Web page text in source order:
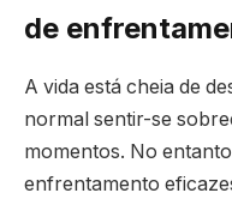
de
A vida está cheia de
normal sentir-se
momentos. No
enfrentamento